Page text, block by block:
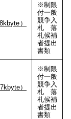
）
※制限
付一般
競争入
札 落
札候補
者提出
書類
）
※制限
付一般
競争入
札 落
札候補
者提出
書類